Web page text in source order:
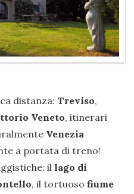
distanza: Treviso,
Veneto, itinerari
Venezia
a portata di treno!
il lago di
, il tortuoso fiume